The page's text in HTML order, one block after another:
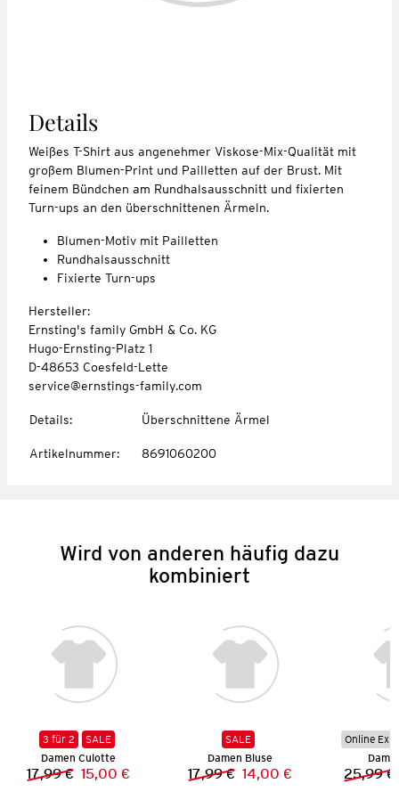
Details
Weißes T-Shirt aus angenehmer Viskose-Mix-Qualität mit
großem Blumen-Print und Pailletten auf der Brust. Mit
feinem Bündchen am Rundhalsausschnitt und fixierten
Turn-ups an den überschnittenen Ärmeln.
Blumen-Motiv mit Pailletten
Rundhalsausschnitt
Fixierte Turn-ups
Hersteller:
Ernsting's family GmbH & Co. KG
Hugo-Ernsting-Platz 1
D-48653 Coesfeld-Lette
service@ernstings-family.com
Details: Überschnittene Ärmel
Artikelnummer: 8691060200
Wird von anderen häufig dazu
kombiniert
3 für 2
SALE
Damen Culotte
Vorheriger Preis:
17,99 € Neuer Preis:
15,00 €
SALE
Damen Bluse
Vorheriger Preis:
17,99 € Neuer Preis:
14,00 €
Online
25,99 €